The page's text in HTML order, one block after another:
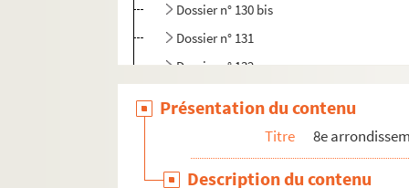
Dossier n° 130 bis
Dossier n° 131
Dossier n° 132
Dossier n° 136
Présentation du contenu
Titre 8e
Description du contenu